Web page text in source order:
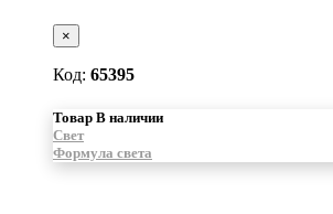
×
Код: 65395
Товар В наличии
Свет
Формула света